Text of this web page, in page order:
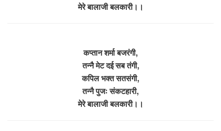
मेरे बालाजी बलकारी।।
कप्तान शर्मा बजरंगी,
तन्नै मेट दई सब तंगी,
कपिल भक्त सतसंगी,
तन्नै पुजः संकटहारी,
मेरे बालाजी बलकारी।।